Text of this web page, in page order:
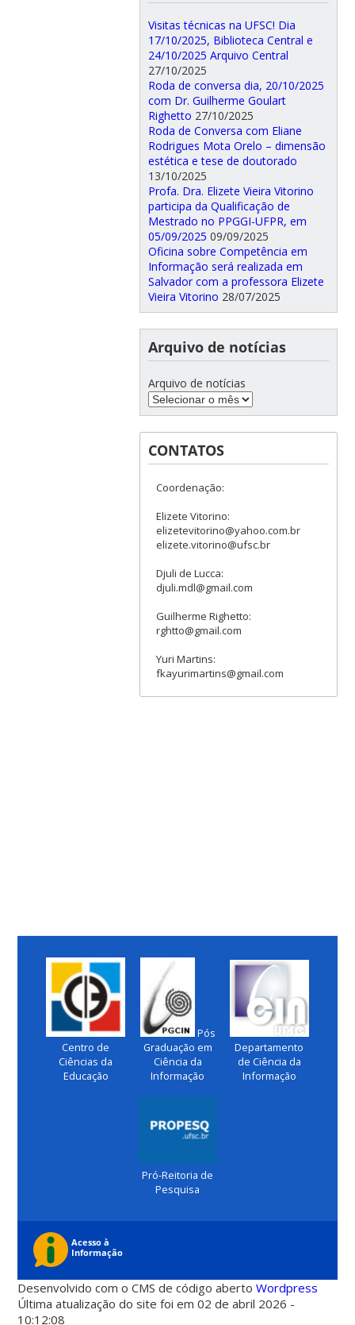
Visitas técnicas na UFSC! Dia
17/10/2025, Biblioteca Central e
24/10/2025 Arquivo Central
27/10/2025
Roda de conversa dia, 20/10/2025
com Dr. Guilherme Goulart
Righetto 27/10/2025
Roda de Conversa com Eliane
Rodrigues Mota Orelo – dimensão
estética e tese de doutorado
13/10/2025
Profa. Dra. Elizete Vieira Vitorino
participa da Qualificação de
Mestrado no PPGGI-UFPR, em
05/09/2025 09/09/2025
Oficina sobre Competência em
Informação será realizada em
Salvador com a professora Elizete
Vieira Vitorino 28/07/2025
Arquivo de notícias
Arquivo de notícias
CONTATOS
Coordenação:
Elizete Vitorino:
elizetevitorino@yahoo.com.br
elizete.vitorino@ufsc.br
Djuli de Lucca:
djuli.mdl@gmail.com
Guilherme Righetto:
rghtto@gmail.com
Yuri Martins:
fkayurimartins@gmail.com
Centro de
Ciências da
Educação
Pós
Graduação em
Ciência da
Informação
Departamento
de Ciência da
Informação
Pró-Reitoria de
Pesquisa
Desenvolvido com o CMS de código abertoWordpress
Última atualização do site foi em 02 de abril 2026 -
10:12:08